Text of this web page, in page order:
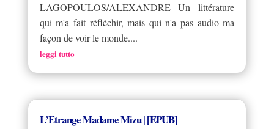
LAGOPOULOS/ALEXANDRE Un littérature
qui m'a fait réfléchir, mais qui n'a pas audio ma
façon de voir le monde....
leggi tutto
L’Etrange Madame Mizu | [EPUB]